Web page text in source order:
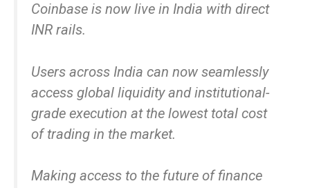
Coinbase is now live in India with direct
INR rails.
Users across India can now seamlessly
access global liquidity and institutional-
grade execution at the lowest total cost
of trading in the market.
Making access to the future of finance